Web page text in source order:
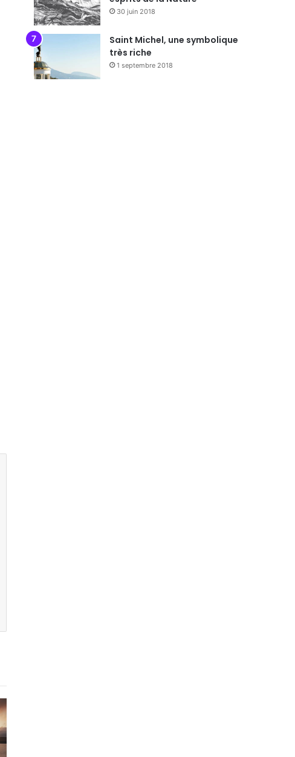
30 juin 2018
Saint Michel, une symbolique
très riche
1 septembre 2018